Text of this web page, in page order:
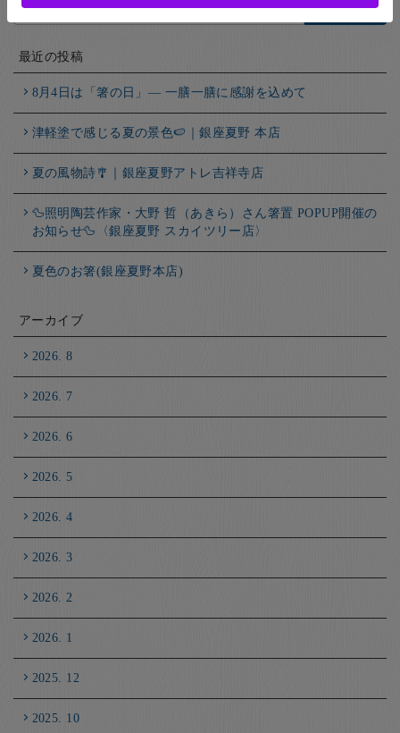
最近の投稿
8月4日は「箸の日」― 一膳一膳に感謝を込めて
津軽塗で感じる夏の景色🍉｜銀座夏野 本店
夏の風物詩🎐｜銀座夏野アトレ吉祥寺店
🦆照明陶芸作家・大野 哲（あきら）さん箸置 POPUP開催の
お知らせ🦆〈銀座夏野 スカイツリー店〉
夏色のお箸(銀座夏野本店)
アーカイブ
2026. 8
2026. 7
2026. 6
2026. 5
2026. 4
2026. 3
2026. 2
2026. 1
2025. 12
2025. 10